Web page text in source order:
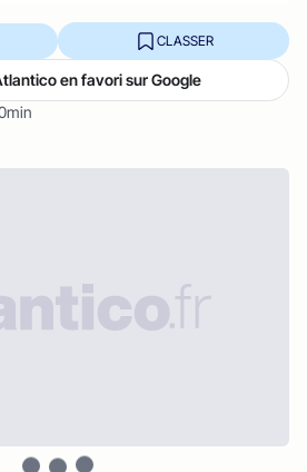
CLASSER
en favori sur Google